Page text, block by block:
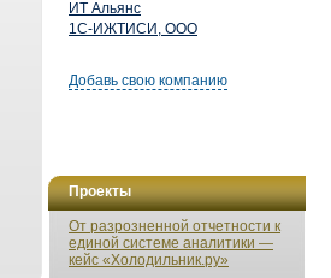
ИТ Альянс
1С-ИЖТИСИ, ООО
Добавь свою компанию
Проекты
От разрозненной отчетности к
единой системе аналитики —
кейс «Холодильник.ру»